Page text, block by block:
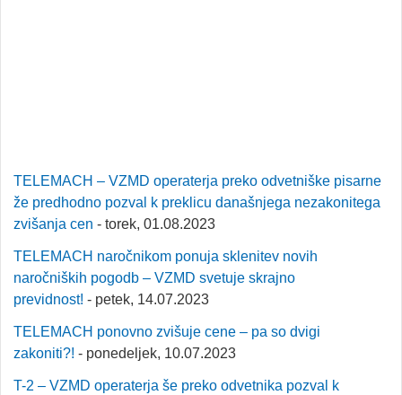
TELEMACH – VZMD operaterja preko odvetniške pisarne
že predhodno pozval k preklicu današnjega nezakonitega
zvišanja cen - torek, 01.08.2023
TELEMACH naročnikom ponuja sklenitev novih
naročniških pogodb – VZMD svetuje skrajno
previdnost! - petek, 14.07.2023
TELEMACH ponovno zvišuje cene – pa so dvigi
zakoniti?! - ponedeljek, 10.07.2023
T-2 – VZMD operaterja še preko odvetnika pozval k